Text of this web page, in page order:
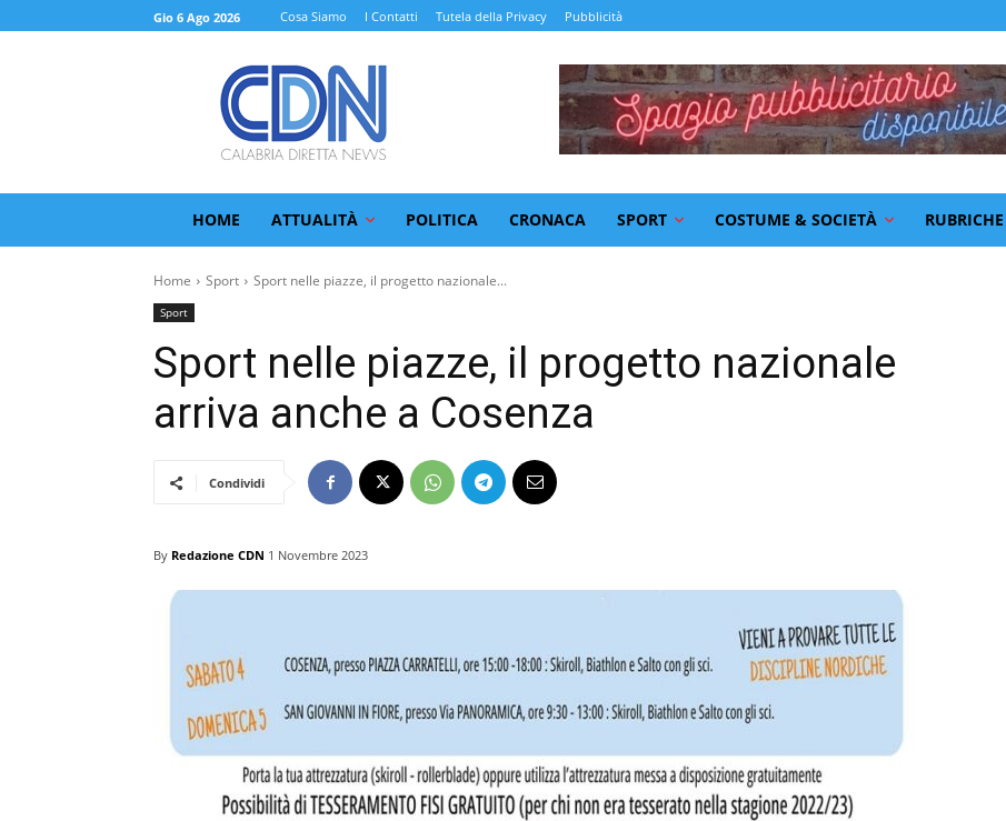
Gio 6 Ago 2026 Cosa Siamo I Contatti Tutela della Privacy Pubblicità
HOME ATTUALITÀ POLITICA CRONACA SPORT COSTUME & SOCIETÀ RUBRICHE
Home Sport Sport nelle piazze, il progetto nazionale...
Sport
Sport nelle piazze, il progetto nazionale
arriva anche a Cosenza
Condividi
By Redazione CDN 1 Novembre 2023